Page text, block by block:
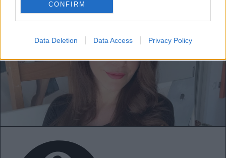
CONFIRM
Data Deletion Data Access Privacy Policy